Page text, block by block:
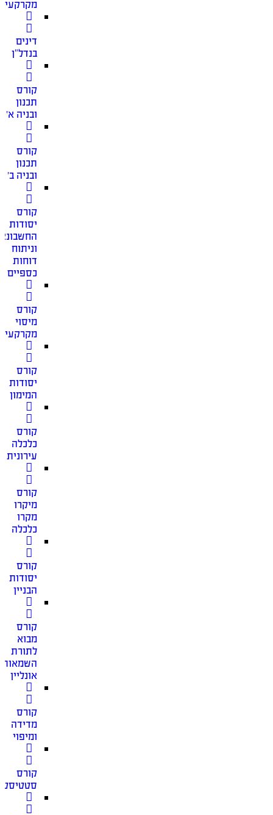
מקרקעין
דינים
בנדל”ן
קורס
תכנון
ובניה א׳
קורס
תכנון
ובניה ב׳
קורס
יסודות
וניתוח
דוחות
כספיים
קורס
מיסוי
מקרקעין
קורס
יסודות
המימון
קורס
כלכלה
עירונית
קורס
מיקרו
מקרו
כלכלה
קורס
יסודות
הבניין
קורס
מבוא
לתורת
השמאות
אונליין
קורס
מדידה
ומיפוי
קורס